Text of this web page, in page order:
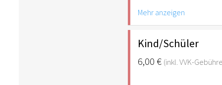
Hinweis: Für Kinder
empfehlenswert.
Mehr anzeigen
Kind/Schüler
6,00 € (inkl. VVK-